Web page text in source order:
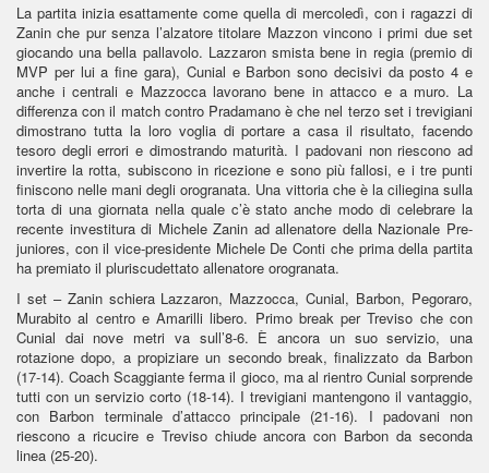
La partita inizia esattamente come quella di mercoledì, con i ragazzi di
Zanin che pur senza l’alzatore titolare Mazzon vincono i primi due set
giocando una bella pallavolo. Lazzaron smista bene in regia (premio di
MVP per lui a fine gara), Cunial e Barbon sono decisivi da posto 4 e
anche i centrali e Mazzocca lavorano bene in attacco e a muro. La
differenza con il match contro Pradamano è che nel terzo set i trevigiani
dimostrano tutta la loro voglia di portare a casa il risultato, facendo
tesoro degli errori e dimostrando maturità. I padovani non riescono ad
invertire la rotta, subiscono in ricezione e sono più fallosi, e i tre punti
finiscono nelle mani degli orogranata. Una vittoria che è la ciliegina sulla
torta di una giornata nella quale c’è stato anche modo di celebrare la
recente investitura di Michele Zanin ad allenatore della Nazionale Pre-
juniores, con il vice-presidente Michele De Conti che prima della partita
ha premiato il pluriscudettato allenatore orogranata.
I set – Zanin schiera Lazzaron, Mazzocca, Cunial, Barbon, Pegoraro,
Murabito al centro e Amarilli libero. Primo break per Treviso che con
Cunial dai nove metri va sull’8-6. È ancora un suo servizio, una
rotazione dopo, a propiziare un secondo break, finalizzato da Barbon
(17-14). Coach Scaggiante ferma il gioco, ma al rientro Cunial sorprende
tutti con un servizio corto (18-14). I trevigiani mantengono il vantaggio,
con Barbon terminale d’attacco principale (21-16). I padovani non
riescono a ricucire e Treviso chiude ancora con Barbon da seconda
linea (25-20).